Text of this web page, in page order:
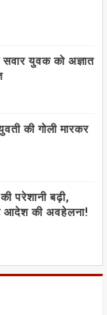
युवक को अज्ञात
की गोली मारकर
परेशानी बढ़ी,
आदेश की अवहेलना!